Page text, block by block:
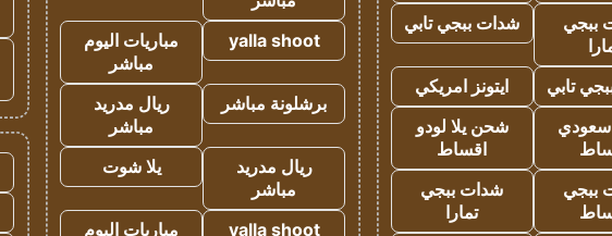
ببجي
شدات ببجي تابي
تابي
ايتونز امريكي
سعودي
شحن يلا لودو
اقساط
ببجي
شدات ببجي
تمارا
yalla shoot
مباريات اليوم
مباشر
برشلونة مباشر
ريال مدريد
مباشر
ريال مدريد
مباشر
يلا شوت
yalla shoot
مباريات اليوم